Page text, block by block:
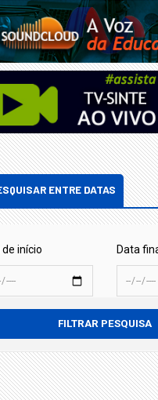
ENTRE DATAS
de início Data
FILTRAR PESQUISA